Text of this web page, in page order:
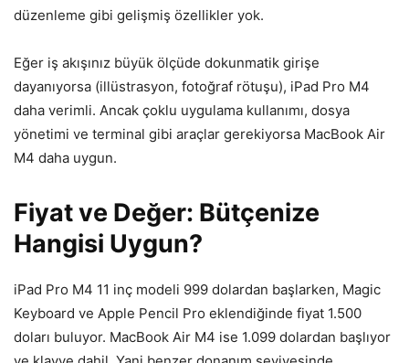
düzenleme gibi gelişmiş özellikler yok.
Eğer iş akışınız büyük ölçüde dokunmatik girişe
dayanıyorsa (illüstrasyon, fotoğraf rötuşu), iPad Pro M4
daha verimli. Ancak çoklu uygulama kullanımı, dosya
yönetimi ve terminal gibi araçlar gerekiyorsa MacBook Air
M4 daha uygun.
Fiyat ve Değer: Bütçenize
Hangisi Uygun?
iPad Pro M4 11 inç modeli 999 dolardan başlarken, Magic
Keyboard ve Apple Pencil Pro eklendiğinde fiyat 1.500
doları buluyor. MacBook Air M4 ise 1.099 dolardan başlıyor